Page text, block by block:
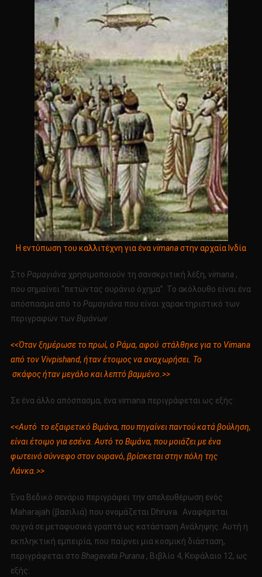
Η εντύπωση του καλλιτέχνη για έναvimanaστην αρχαία Ινδία
Στο Ραμαγιάνα χρησιμοποιούν τη σανσκριτική λέξη, vimana,
που σημαίνει “πετώντας ουράνιο όχημα”. Το ακόλουθο είναι ένα
απόσπασμα από το Ραμαγιάνα που είναι χαρακτηριστικό των
περιγραφών των Βιμάνων.
<<Όταν ξημέρωσε το πρωί, ο Ράμα, αφού στάλθηκε για το Vimana
από τον Vivpishand, ήταν έτοιμος να αναχωρήσει. Το
σκάφος ήταν μεγάλο και λεπτό βαμμένο.>>
Σε ένα άλλο απόσπασμα, ένα vimana περιγράφεται ως εξής:
<<Αυτό το εξαιρετικό Βιμάνα, που πηγαίνει παντού κατά βούληση,
είναι έτοιμο για εσένα. Αυτό το Βιμάνα, που μοιάζει με ένα
φωτεινό σύννεφο στον ουρανό, βρίσκεται στην πόλη της
Λάνκα.>>
Ένα Βεδικό σενάριο περιγράφει την απελευθέρωση ενός
Maharajah (βασιλιά) που ονομάζεται Dhruva. Αναφέρεται
συχνά σε μεταφυσικά γραπτά ως κατάσταση Ανάληψης. Αυτή η
εκπληκτική εμπειρία, που παίρνει μια κοσμική διάσταση,
περιγράφεται στο Bhagavata Purana, Βιβλίο 4, Κεφάλαιο 12, ως
εξής: